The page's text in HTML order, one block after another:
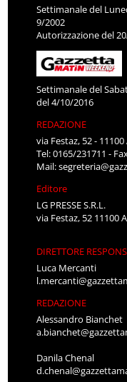
Settimanale del
9/2002
Autorizzazione del
Settimanale del
del 4/10/2016
REDAZIONE
via Festaz, 52 -
Tel: 0165/231711 -
Mail:
Editore
LG PRESSE S.R.L.
via Festaz, 52 11100
DIRETTORE
Luca Mercanti
REDAZIONE
Alessandro Bianchet
Danila Chenal